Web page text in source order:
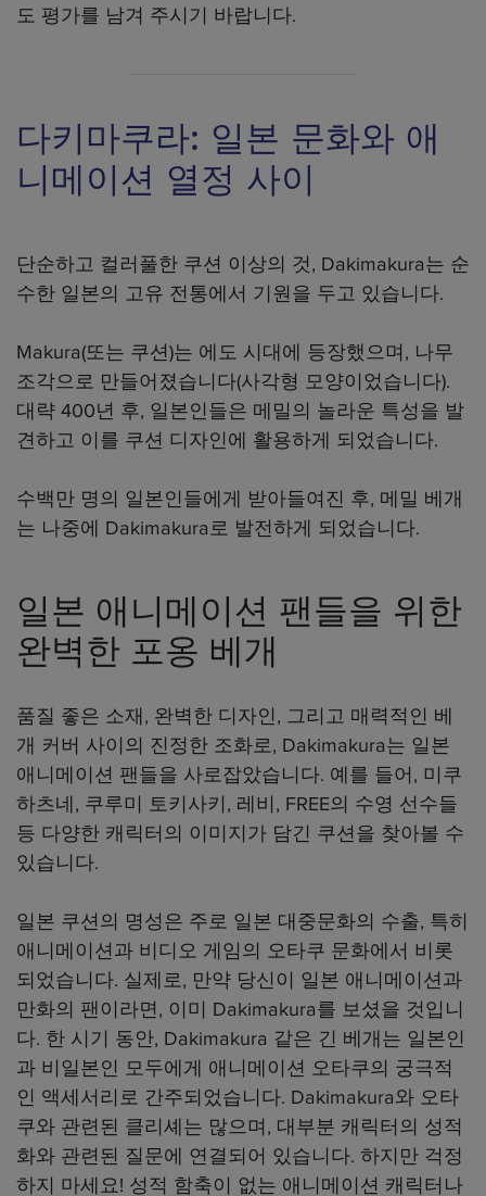
도 평가를 남겨 주시기 바랍니다.
다키마쿠라: 일본 문화와 애
니메이션 열정 사이
단순하고 컬러풀한 쿠션 이상의 것, Dakimakura는 순
수한 일본의 고유 전통에서 기원을 두고 있습니다.
Makura(또는 쿠션)는 에도 시대에 등장했으며, 나무
조각으로 만들어졌습니다(사각형 모양이었습니다).
대략 400년 후, 일본인들은 메밀의 놀라운 특성을 발
견하고 이를 쿠션 디자인에 활용하게 되었습니다.
수백만 명의 일본인들에게 받아들여진 후, 메밀 베개
는 나중에 Dakimakura로 발전하게 되었습니다.
일본 애니메이션 팬들을 위한
완벽한 포옹 베개
품질 좋은 소재, 완벽한 디자인, 그리고 매력적인 베
개 커버 사이의 진정한 조화로, Dakimakura는 일본
애니메이션 팬들을 사로잡았습니다. 예를 들어, 미쿠
하츠네, 쿠루미 토키사키, 레비, FREE의 수영 선수들
등 다양한 캐릭터의 이미지가 담긴 쿠션을 찾아볼 수
있습니다.
일본 쿠션의 명성은 주로 일본 대중문화의 수출, 특히
애니메이션과 비디오 게임의 오타쿠 문화에서 비롯
되었습니다. 실제로, 만약 당신이 일본 애니메이션과
만화의 팬이라면, 이미 Dakimakura를 보셨을 것입니
다. 한 시기 동안, Dakimakura 같은 긴 베개는 일본인
과 비일본인 모두에게 애니메이션 오타쿠의 궁극적
인 액세서리로 간주되었습니다. Dakimakura와 오타
쿠와 관련된 클리셰는 많으며, 대부분 캐릭터의 성적
화와 관련된 질문에 연결되어 있습니다. 하지만 걱정
하지 마세요! 성적 함축이 없는 애니메이션 캐릭터나